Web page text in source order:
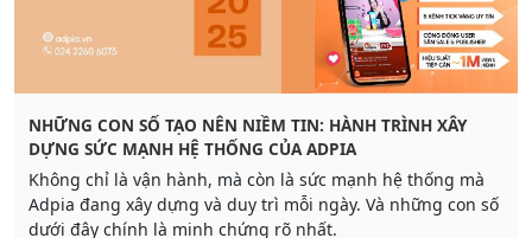
NHỮNG CON SỐ TẠO NÊN NIỀM TIN: HÀNH TRÌNH XÂY
DỰNG SỨC MẠNH HỆ THỐNG CỦA ADPIA
Không chỉ là vận hành, mà còn là sức mạnh hệ thống mà
Adpia đang xây dựng và duy trì mỗi ngày. Và những con số
dưới đây chính là minh chứng rõ nhất.